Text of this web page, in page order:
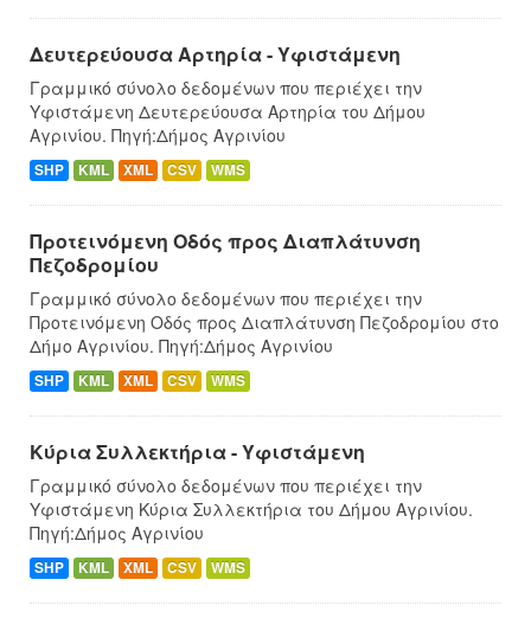
Δευτερεύουσα Αρτηρία - Υφιστάμενη
Γραμμικό σύνολο δεδομένων που περιέχει την
Υφιστάμενη Δευτερεύουσα Αρτηρία του Δήμου
Αγρινίου. Πηγή:Δήμος Αγρινίου
SHP KML XML CSV WMS
Προτεινόμενη Οδός προς Διαπλάτυνση
Πεζοδρομίου
Γραμμικό σύνολο δεδομένων που περιέχει την
Προτεινόμενη Οδός προς Διαπλάτυνση Πεζοδρομίου στο
Δήμο Αγρινίου. Πηγή:Δήμος Αγρινίου
SHP KML XML CSV WMS
Κύρια Συλλεκτήρια - Υφιστάμενη
Γραμμικό σύνολο δεδομένων που περιέχει την
Υφιστάμενη Κύρια Συλλεκτήρια του Δήμου Αγρινίου.
Πηγή:Δήμος Αγρινίου
SHP KML XML CSV WMS